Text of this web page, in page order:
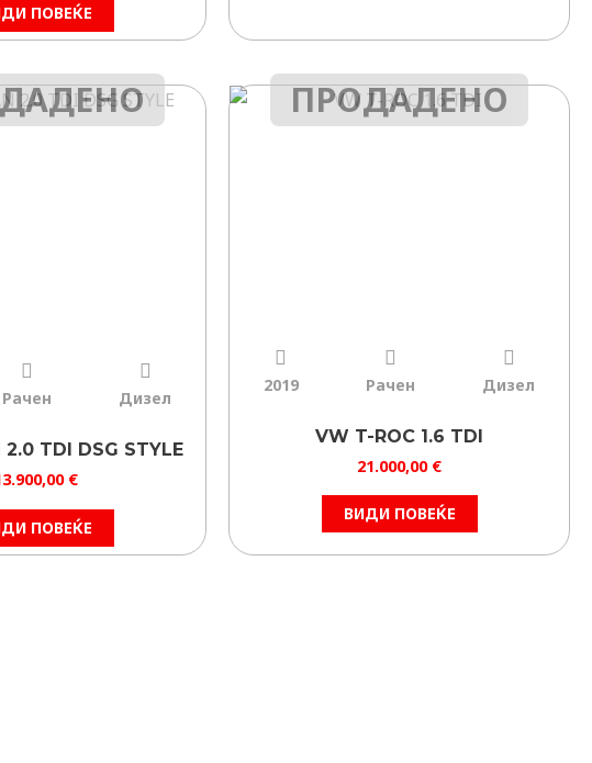
ПОВЕЌЕ
Рачен Дизел
TDI DSG STYLE
€
ПОВЕЌЕ
ПРОДАДЕНО
2019 Рачен Дизел
VW T-ROC 1.6 TDI
21.000,00 €
ВИДИ ПОВЕЌЕ